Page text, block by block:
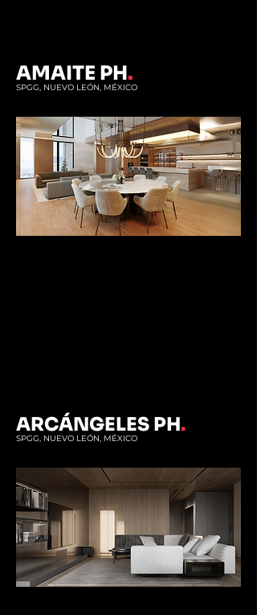
AMAITE PH.
SPGG, NUEVO LEÓN, MÉXICO
ARCÁNGELES PH.
SPGG, NUEVO LEÓN, MÉXICO